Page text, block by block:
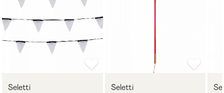
Seletti
Seletti